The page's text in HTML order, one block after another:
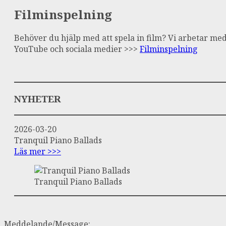
Filminspelning
Behöver du hjälp med att spela in film? Vi arbetar
YouTube och sociala medier >>> Filminspelning
NYHETER
2026-03-20
Tranquil Piano Ballads
Läs mer >>>
Tranquil Piano Ballads